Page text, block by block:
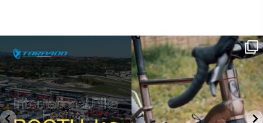
IBF sta per...
17 1
Kepler R è la gravel pensata per affrontare
lunghe...
27 0